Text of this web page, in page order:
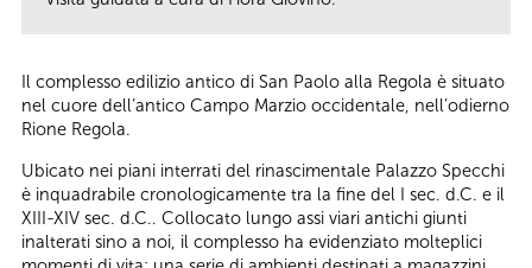
Il complesso edilizio antico di San Paolo alla Regola è situato
nel cuore dell’antico Campo Marzio occidentale, nell’odierno
Rione Regola.
Ubicato nei piani interrati del rinascimentale Palazzo Specchi
è inquadrabile cronologicamente tra la fine del I sec. d.C. e il
XIII-XIV sec. d.C.. Collocato lungo assi viari antichi giunti
inalterati sino a noi, il complesso ha evidenziato molteplici